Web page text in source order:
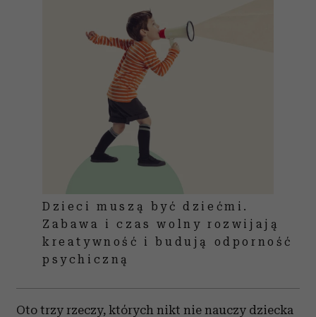
Dzieci muszą być dziećmi.
Zabawa i czas wolny rozwijają
kreatywność i budują odporność
psychiczną
Oto trzy rzeczy, których nikt nie nauczy dziecka